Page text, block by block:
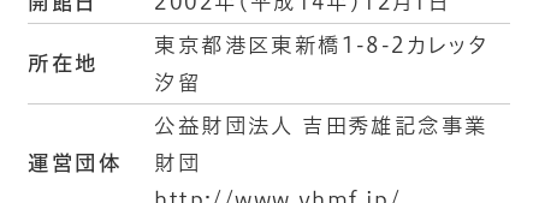
所在地
東京都港区東新橋1-8-2カレッタ
汐留
運営団体
公益財団法人 吉田秀雄記念事業
財団